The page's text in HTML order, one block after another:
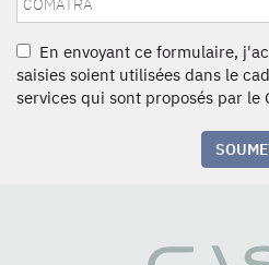
En envoyant ce formulaire,
saisies soient utilisées dans le
services qui sont proposés par le